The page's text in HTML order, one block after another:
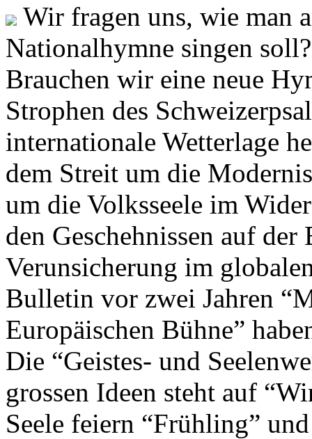
Wir fragen uns, wie man
Nationalhymne singen
Brauchen wir eine neue
Strophen des
internationale Wetterlage
dem Streit um die
um die Volksseele im
den Geschehnissen auf
Verunsicherung im
Bulletin vor zwei Jahren
Europäischen Bühne”
Die “Geistes- und
grossen Ideen steht auf
Seele feiern “Frühling”